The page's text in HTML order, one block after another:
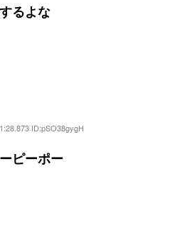
るよな
ID:pSO38gygH
ピーポー